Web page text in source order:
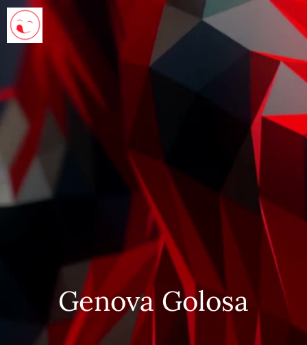
Genova Golosa